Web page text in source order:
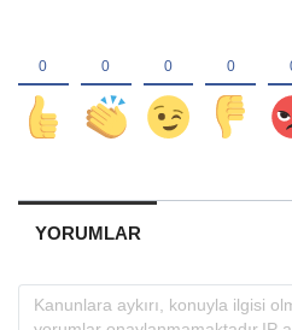
YORUMLAR